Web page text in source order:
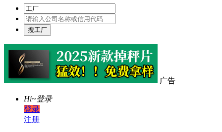
广告
Hi~登录
登录
注册